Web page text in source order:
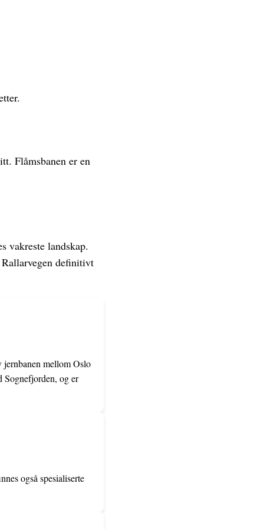
Flåmsbanen er en
vakreste landskap.
definitivt
jernbanen mellom Oslo
Sognefjorden, og er
også spesialiserte